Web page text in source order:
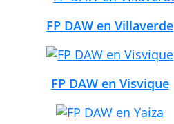
FP DAW en Villaverde
FP DAW en Visvique